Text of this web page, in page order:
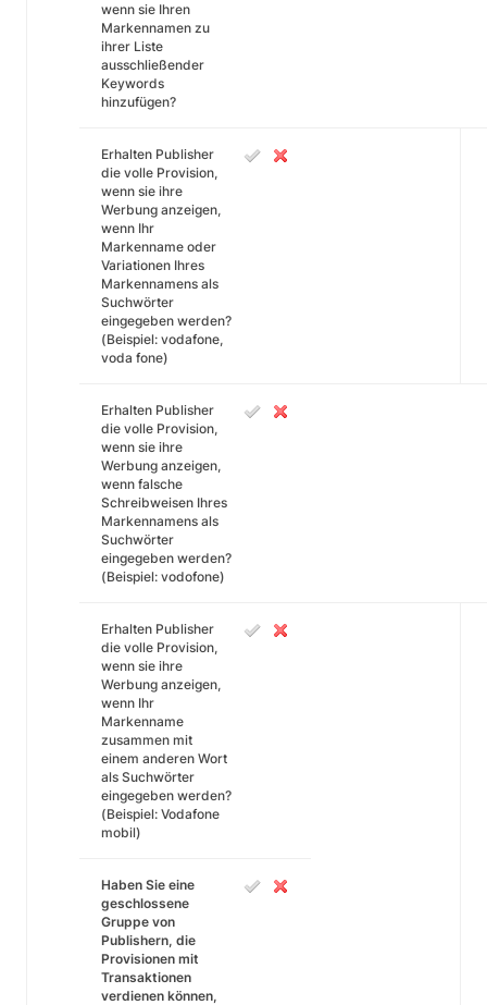
wenn sie Ihren
Markennamen zu
ihrer Liste
ausschließender
Keywords
hinzufügen?
Erhalten Publisher
die volle Provision,
wenn sie ihre
Werbung anzeigen,
wenn Ihr
Markenname oder
Variationen Ihres
Markennamens als
Suchwörter
eingegeben werden?
(Beispiel: vodafone,
voda fone)
Erhalten Publisher
die volle Provision,
wenn sie ihre
Werbung anzeigen,
wenn falsche
Schreibweisen Ihres
Markennamens als
Suchwörter
eingegeben werden?
(Beispiel: vodofone)
Erhalten Publisher
die volle Provision,
wenn sie ihre
Werbung anzeigen,
wenn Ihr
Markenname
zusammen mit
einem anderen Wort
als Suchwörter
eingegeben werden?
(Beispiel: Vodafone
mobil)
Haben Sie eine
geschlossene
Gruppe von
Publishern, die
Provisionen mit
Transaktionen
verdienen können,